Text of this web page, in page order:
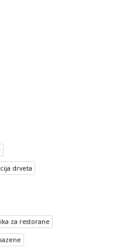
drveta
za restorane